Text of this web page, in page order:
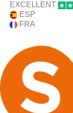
EXCELLENT
ESP
FRA